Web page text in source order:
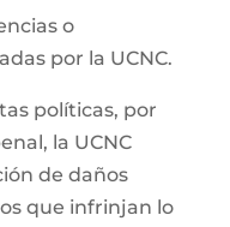
o
por la UCNC.
políticas, por
la UCNC
de daños
que infrinjan lo